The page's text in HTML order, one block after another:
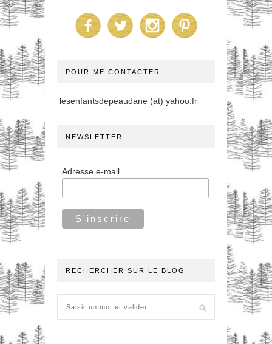
POUR ME CONTACTER
lesenfantsdepeaudane (at) yahoo.fr
NEWSLETTER
Adresse e-mail
RECHERCHER SUR LE BLOG